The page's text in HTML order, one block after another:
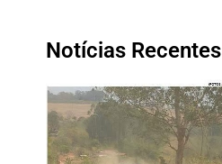
Notícias Recentes